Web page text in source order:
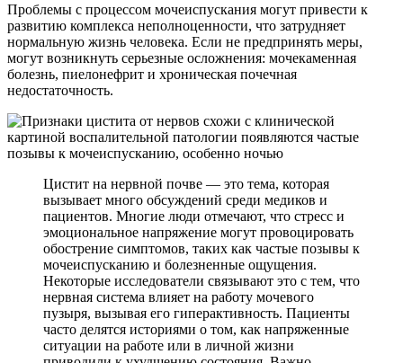
Проблемы с процессом мочеиспускания могут привести к
развитию комплекса неполноценности, что затрудняет
нормальную жизнь человека. Если не предпринять меры,
могут возникнуть серьезные осложнения: мочекаменная
болезнь, пиелонефрит и хроническая почечная
недостаточность.
Цистит на нервной почве — это тема, которая
вызывает много обсуждений среди медиков и
пациентов. Многие люди отмечают, что стресс и
эмоциональное напряжение могут провоцировать
обострение симптомов, таких как частые позывы к
мочеиспусканию и болезненные ощущения.
Некоторые исследователи связывают это с тем, что
нервная система влияет на работу мочевого
пузыря, вызывая его гиперактивность. Пациенты
часто делятся историями о том, как напряженные
ситуации на работе или в личной жизни